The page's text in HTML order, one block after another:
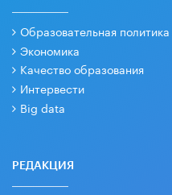
Образовательная политика
Экономика
Качество образования
Интервести
Big data
РЕДАКЦИЯ